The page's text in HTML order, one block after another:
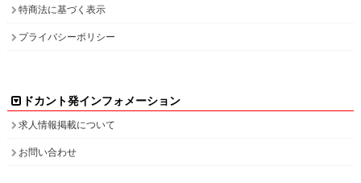
特商法に基づく表示
プライバシーポリシー
ドカント発インフォメーション
求人情報掲載について
お問い合わせ